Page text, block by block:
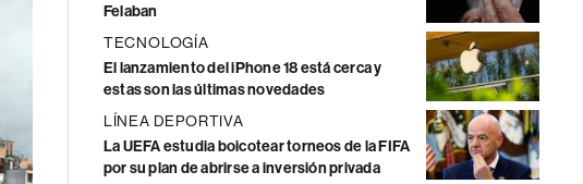
Felaban
TECNOLOGÍA
El lanzamiento del iPhone 18 está cerca y
estas son las últimas novedades
LÍNEA DEPORTIVA
La UEFA estudia boicotear torneos de la FIFA
por su plan de abrirse a inversión privada